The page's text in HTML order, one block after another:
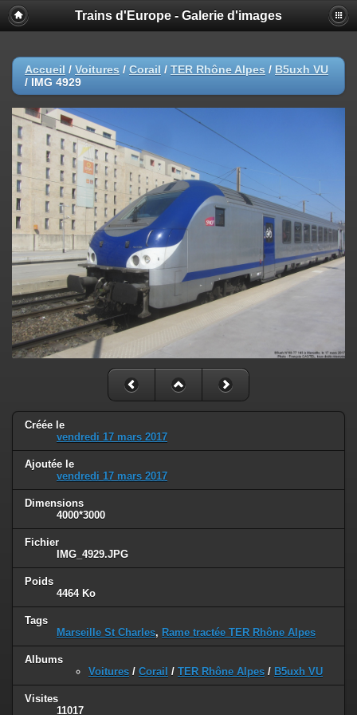
Trains d'Europe - Galerie d'images
Accueil / Voitures / Corail / TER Rhône Alpes / B5uxh VU
/ IMG 4929
Créée le
vendredi 17 mars 2017
Ajoutée le
vendredi 17 mars 2017
Dimensions
4000*3000
Fichier
IMG_4929.JPG
Poids
4464 Ko
Tags
Marseille St Charles, Rame tractée TER Rhône Alpes
Albums
Voitures / Corail / TER Rhône Alpes / B5uxh VU
Visites
11017